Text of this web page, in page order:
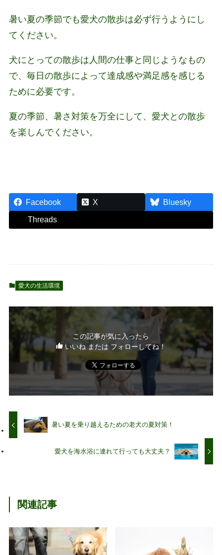
暑い夏の季節でも愛犬の散歩は必ず行うようにし
てください。
犬にとっての散歩は人間の仕事と同じようなもの
で、毎日の散歩によって達成感や満足感を感じる
ために必要です。
夏の季節、暑さ対策を万全にして、愛犬との散歩
を楽しんでください。
Facebook X
Bluesky
Threads
愛犬の生活環境
この記事が気に入ったら
いいね または フォローしてね！
暑い夏を乗り越えるための老犬の夏対策！
愛犬を海水浴に連れて行っても大丈夫？
関連記事